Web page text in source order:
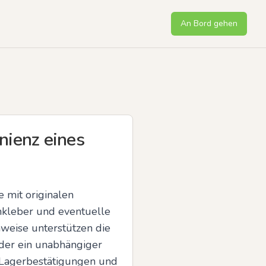
An Bord gehen
eines
mit originalen
und eventuelle
unterstützen die
ein unabhängiger
und